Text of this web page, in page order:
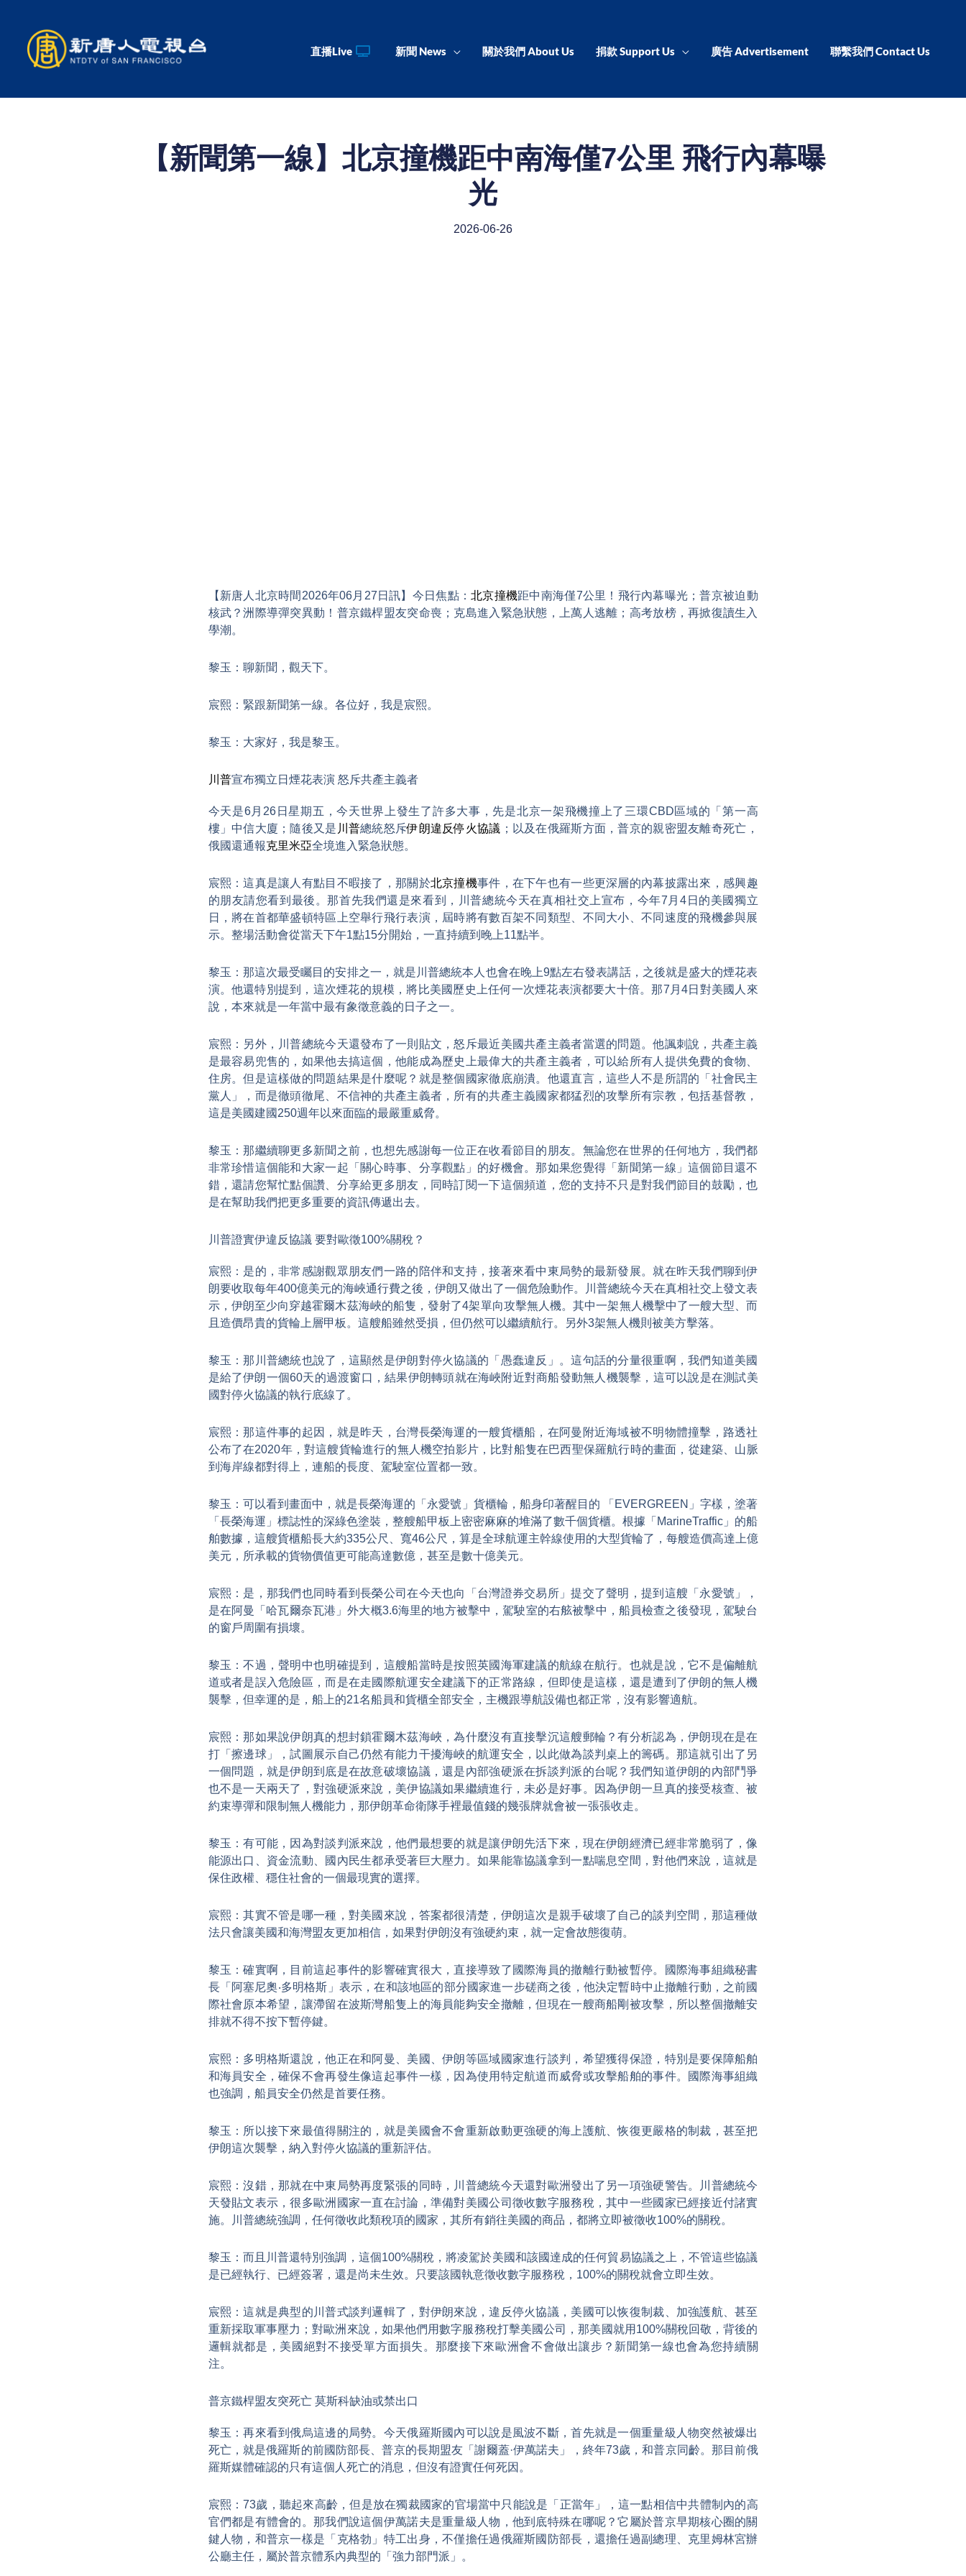
content
直播Live 新聞 News 關於我們 About Us 捐款 Support Us 廣告 Advertisement 聯繫我們 Contact Us
【新聞第一線】北京撞機距中南海僅7公里 飛行內幕曝
光
2026-06-26
【新唐人北京時間2026年06月27日訊】今日焦點：北京撞機距中南海僅7公里！飛行內幕曝光；普京被迫動
核武？洲際導彈突異動！普京鐵桿盟友突命喪；克島進入緊急狀態，上萬人逃離；高考放榜，再掀復讀生入
學潮。
黎玉：聊新聞，觀天下。
宸熙：緊跟新聞第一線。各位好，我是宸熙。
黎玉：大家好，我是黎玉。
川普宣布獨立日煙花表演 怒斥共產主義者
今天是6月26日星期五，今天世界上發生了許多大事，先是北京一架飛機撞上了三環CBD區域的「第一高
樓」中信大廈；隨後又是 川普總統怒斥伊朗違反停火協議 ；以及在俄羅斯方面，普京的親密盟友離奇死亡，
俄國還通報克里米亞全境進入緊急狀態。
宸熙：這真是讓人有點目不暇接了，那關於北京撞機事件，在下午也有一些更深層的內幕披露出來，感興趣
的朋友請您看到最後。那首先我們還是來看到，川普總統今天在真相社交上宣布，今年7月4日的美國獨立
日，將在首都華盛頓特區上空舉行飛行表演，屆時將有數百架不同類型、不同大小、不同速度的飛機參與展
示。整場活動會從當天下午1點15分開始，一直持續到晚上11點半。
黎玉：那這次最受矚目的安排之一，就是川普總統本人也會在晚上9點左右發表講話，之後就是盛大的煙花表
演。他還特別提到，這次煙花的規模，將比美國歷史上任何一次煙花表演都要大十倍。那7月4日對美國人來
說，本來就是一年當中最有象徵意義的日子之一。
宸熙：另外，川普總統今天還發布了一則貼文，怒斥最近美國共產主義者當選的問題。他諷刺說，共產主義
是最容易兜售的，如果他去搞這個，他能成為歷史上最偉大的共產主義者，可以給所有人提供免費的食物、
住房。但是這樣做的問題結果是什麼呢？就是整個國家徹底崩潰。他還直言，這些人不是所謂的「社會民主
黨人」，而是徹頭徹尾、不信神的共產主義者，所有的共產主義國家都猛烈的攻擊所有宗教，包括基督教，
這是美國建國250週年以來面臨的最嚴重威脅。
黎玉：那繼續聊更多新聞之前，也想先感謝每一位正在收看節目的朋友。無論您在世界的任何地方，我們都
非常珍惜這個能和大家一起「關心時事、分享觀點」的好機會。那如果您覺得「新聞第一線」這個節目還不
錯，還請您幫忙點個讚、分享給更多朋友，同時訂閱一下這個頻道，您的支持不只是對我們節目的鼓勵，也
是在幫助我們把更多重要的資訊傳遞出去。
川普證實伊違反協議 要對歐徵100%關稅？
宸熙：是的，非常感謝觀眾朋友們一路的陪伴和支持，接著來看中東局勢的最新發展。就在昨天我們聊到伊
朗要收取每年400億美元的海峽通行費之後，伊朗又做出了一個危險動作。川普總統今天在真相社交上發文表
示，伊朗至少向穿越霍爾木茲海峽的船隻，發射了4架單向攻擊無人機。其中一架無人機擊中了一艘大型、而
且造價昂貴的貨輪上層甲板。這艘船雖然受損，但仍然可以繼續航行。另外3架無人機則被美方擊落。
黎玉：那川普總統也說了，這顯然是伊朗對停火協議的「愚蠢違反」。這句話的分量很重啊，我們知道美國
是給了伊朗一個60天的過渡窗口，結果伊朗轉頭就在海峽附近對商船發動無人機襲擊，這可以說是在測試美
國對停火協議的執行底線了。
宸熙：那這件事的起因，就是昨天，台灣長榮海運的一艘貨櫃船，在阿曼附近海域被不明物體撞擊，路透社
公布了在2020年，對這艘貨輪進行的無人機空拍影片，比對船隻在巴西聖保羅航行時的畫面，從建築、山脈
到海岸線都對得上，連船的長度、駕駛室位置都一致。
黎玉：可以看到畫面中，就是長榮海運的「永愛號」貨櫃輪，船身印著醒目的 「EVERGREEN」字樣，塗著
「長榮海運」標誌性的深綠色塗裝，整艘船甲板上密密麻麻的堆滿了數千個貨櫃。根據「MarineTraffic」的船
舶數據，這艘貨櫃船長大約335公尺、寬46公尺，算是全球航運主幹線使用的大型貨輪了，每艘造價高達上億
美元，所承載的貨物價值更可能高達數億，甚至是數十億美元。
宸熙：是，那我們也同時看到長榮公司在今天也向「台灣證券交易所」提交了聲明，提到這艘「永愛號」，
是在阿曼「哈瓦爾奈瓦港」外大概3.6海里的地方被擊中，駕駛室的右舷被擊中，船員檢查之後發現，駕駛台
的窗戶周圍有損壞。
黎玉：不過，聲明中也明確提到，這艘船當時是按照英國海軍建議的航線在航行。也就是說，它不是偏離航
道或者是誤入危險區，而是在走國際航運安全建議下的正常路線，但即使是這樣，還是遭到了伊朗的無人機
襲擊，但幸運的是，船上的21名船員和貨櫃全部安全，主機跟導航設備也都正常，沒有影響適航。
宸熙：那如果說伊朗真的想封鎖霍爾木茲海峽，為什麼沒有直接擊沉這艘郵輪？有分析認為，伊朗現在是在
打「擦邊球」，試圖展示自己仍然有能力干擾海峽的航運安全，以此做為談判桌上的籌碼。那這就引出了另
一個問題，就是伊朗到底是在故意破壞協議，還是內部強硬派在拆談判派的台呢？我們知道伊朗的內部鬥爭
也不是一天兩天了，對強硬派來說，美伊協議如果繼續進行，未必是好事。因為伊朗一旦真的接受核查、被
約束導彈和限制無人機能力，那伊朗革命衛隊手裡最值錢的幾張牌就會被一張張收走。
黎玉：有可能，因為對談判派來說，他們最想要的就是讓伊朗先活下來，現在伊朗經濟已經非常脆弱了，像
能源出口、資金流動、國內民生都承受著巨大壓力。如果能靠協議拿到一點喘息空間，對他們來說，這就是
保住政權、穩住社會的一個最現實的選擇。
宸熙：其實不管是哪一種，對美國來說，答案都很清楚，伊朗這次是親手破壞了自己的談判空間，那這種做
法只會讓美國和海灣盟友更加相信，如果對伊朗沒有強硬約束，就一定會故態復萌。
黎玉：確實啊，目前這起事件的影響確實很大，直接導致了國際海員的撤離行動被暫停。國際海事組織秘書
長「阿塞尼奧‧多明格斯」表示，在和該地區的部分國家進一步磋商之後，他決定暫時中止撤離行動，之前國
際社會原本希望，讓滯留在波斯灣船隻上的海員能夠安全撤離，但現在一艘商船剛被攻擊，所以整個撤離安
排就不得不按下暫停鍵。
宸熙：多明格斯還說，他正在和阿曼、美國、伊朗等區域國家進行談判，希望獲得保證，特別是要保障船舶
和海員安全，確保不會再發生像這起事件一樣，因為使用特定航道而威脅或攻擊船舶的事件。國際海事組織
也強調，船員安全仍然是首要任務。
黎玉：所以接下來最值得關注的，就是美國會不會重新啟動更強硬的海上護航、恢復更嚴格的制裁，甚至把
伊朗這次襲擊，納入對停火協議的重新評估。
宸熙：沒錯，那就在中東局勢再度緊張的同時，川普總統今天還對歐洲發出了另一項強硬警告。川普總統今
天發貼文表示，很多歐洲國家一直在討論，準備對美國公司徵收數字服務稅，其中一些國家已經接近付諸實
施。川普總統強調，任何徵收此類稅項的國家，其所有銷往美國的商品，都將立即被徵收100%的關稅。
黎玉：而且川普還特別強調，這個100%關稅，將凌駕於美國和該國達成的任何貿易協議之上，不管這些協議
是已經執行、已經簽署，還是尚未生效。只要該國執意徵收數字服務稅，100%的關稅就會立即生效。
宸熙：這就是典型的川普式談判邏輯了，對伊朗來說，違反停火協議，美國可以恢復制裁、加強護航、甚至
重新採取軍事壓力；對歐洲來說，如果他們用數字服務稅打擊美國公司，那美國就用100%關稅回敬，背後的
邏輯就都是，美國絕對不接受單方面損失。那麼接下來歐洲會不會做出讓步？新聞第一線也會為您持續關
注。
普京鐵桿盟友突死亡 莫斯科缺油或禁出口
黎玉：再來看到俄烏這邊的局勢。今天俄羅斯國內可以說是風波不斷，首先就是一個重量級人物突然被爆出
死亡，就是俄羅斯的前國防部長、普京的長期盟友「謝爾蓋·伊萬諾夫」，終年73歲，和普京同齡。那目前俄
羅斯媒體確認的只有這個人死亡的消息，但沒有證實任何死因。
宸熙：73歲，聽起來高齡，但是放在獨裁國家的官場當中只能說是「正當年」，這一點相信中共體制內的高
官們都是有體會的。那我們說這個伊萬諾夫是重量級人物，他到底特殊在哪呢？它屬於普京早期核心圈的關
鍵人物，和普京一樣是「克格勃」特工出身，不僅擔任過俄羅斯國防部長，還擔任過副總理、克里姆林宮辦
公廳主任，屬於普京體系內典型的「強力部門派」。